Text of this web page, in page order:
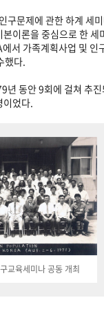
구문제에 관한 하계 세
이론을 중심으로 한 세
서 가족계획사업 및 인
했다.
년 동안 9회에 걸쳐 추
었다.
교육세미나 공동 개최